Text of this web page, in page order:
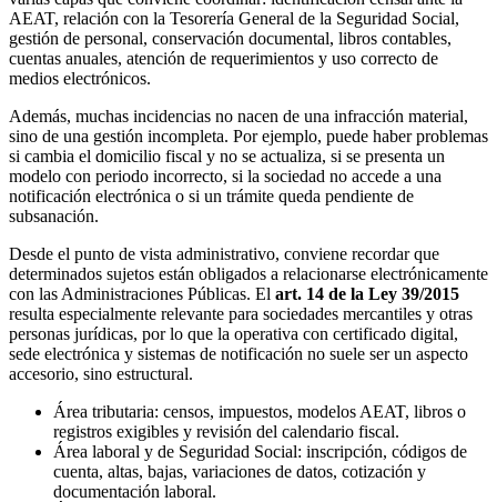
AEAT, relación con la Tesorería General de la Seguridad Social,
gestión de personal, conservación documental, libros contables,
cuentas anuales, atención de requerimientos y uso correcto de
medios electrónicos.
Además, muchas incidencias no nacen de una infracción material,
sino de una gestión incompleta. Por ejemplo, puede haber problemas
si cambia el domicilio fiscal y no se actualiza, si se presenta un
modelo con periodo incorrecto, si la sociedad no accede a una
notificación electrónica o si un trámite queda pendiente de
subsanación.
Desde el punto de vista administrativo, conviene recordar que
determinados sujetos están obligados a relacionarse electrónicamente
con las Administraciones Públicas. El art. 14 de la Ley 39/2015
resulta especialmente relevante para sociedades mercantiles y otras
personas jurídicas, por lo que la operativa con certificado digital,
sede electrónica y sistemas de notificación no suele ser un aspecto
accesorio, sino estructural.
Área tributaria: censos, impuestos, modelos AEAT, libros o
registros exigibles y revisión del calendario fiscal.
Área laboral y de Seguridad Social: inscripción, códigos de
cuenta, altas, bajas, variaciones de datos, cotización y
documentación laboral.